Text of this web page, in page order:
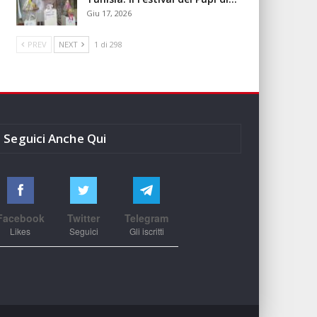
Giu 17, 2026
PREV NEXT 1 di 298
Seguici Anche Qui
Likes
Twitter
Seguici
Telegram
Gli iscritti